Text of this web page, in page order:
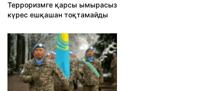
Терроризмге қарсы ымырасыз
күрес ешқашан тоқтамайды